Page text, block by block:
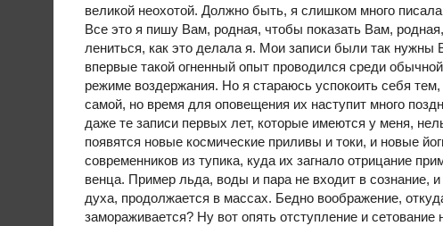
великой неохотой. Должно быть, я слишком много
Все это я пишу Вам, родная, чтобы показать Вам,
лениться, как это делала я. Мои записи были так нужны
впервые такой огненный опыт проводился среди
режиме воздержания. Но я стараюсь успокоить себя
самой, но время для оповещения их наступит много
даже те записи первых лет, которые имеются у меня,
появятся новые космические приливы и токи, и новые
современников из тупика, куда их загнало отрицание
венца. Пример льда, воды и пара не входит в сознание,
духа, продолжается в массах. Бедно воображение,
замораживается? Ну вот опять отступление и